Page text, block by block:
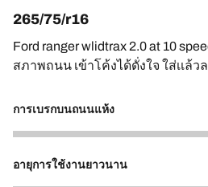
265/75/r16
Ford ranger wlidtrax 2.0 at 10
สภาพถนน เข้าโค้งได้ดั่งใจ ใส่เเล้ว
การเบรกบนถนนแห้ง
5
อายุการใช้งานยาวนาน